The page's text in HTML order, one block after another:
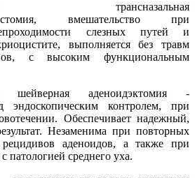
трансназальная
вмешательство при
слезных путей и
выполняется без травм
с высоким функциональным
шейверная аденоидэктомия -
эндоскопическим контролем, при
Обеспечивает надежный,
Незаменима при повторных
рецидивов аденоидов, а также при
патологией среднего уха.